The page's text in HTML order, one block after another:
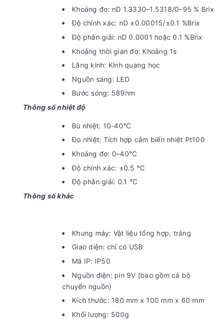
Khoảng đo: nD 1.3330–1.5318/0–95 % Brix
Độ chính xác: nD ±0.00015/±0.1 %Brix
Độ phân giải: nD 0.0001 hoặc 0.1 %Brix
Khoảng thời gian đo: Khoảng 1s
Lăng kính: Kính quang học
Nguồn sáng: LED
Bước sóng: 589nm
Thông số nhiệt độ
Bù nhiệt: 10-40°C
Đo nhiệt: Tích hợp cảm biến nhiệt Pt100
Khoảng đo: 0–40°C
Độ chính xác: ±0.5 °C
Độ phân giải: 0.1 °C
Thông số khác
Khung máy: Vật liệu tổng hợp, tráng
Giao diện: chỉ có USB
Mã IP: IP50
Nguồn điện: pin 9V (bao gồm cả bộ
chuyển nguồn)
Kích thước: 180 mm x 100 mm x 60 mm
Khối lượng: 500g